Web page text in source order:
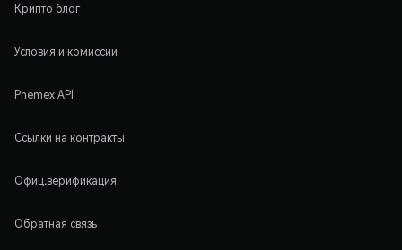
Крипто блог
Условия и комиссии
Phemex API
Ссылки на контракты
Офиц.верификация
Обратная связь